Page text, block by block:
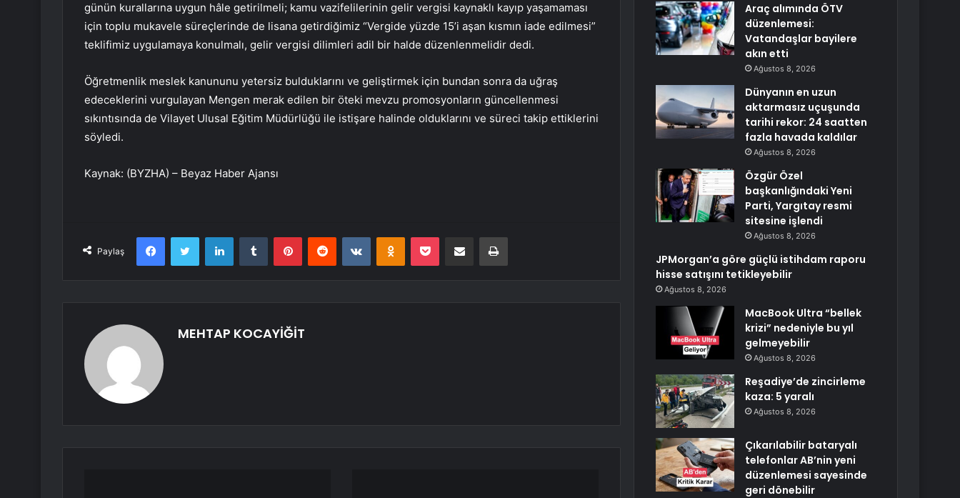
günün kurallarına uygun hâle getirilmeli; kamu vazifelilerinin gelir vergisi kaynaklı kayıp yaşamaması
için toplu mukavele süreçlerinde de lisana getirdiğimiz “Vergide yüzde 15’i aşan kısmın iade edilmesi”
teklifimiz uygulamaya konulmalı, gelir vergisi dilimleri adil bir halde düzenlenmelidir dedi.
Öğretmenlik meslek kanununu yetersiz bulduklarını ve geliştirmek için bundan sonra da uğraş
edeceklerini vurgulayan Mengen merak edilen bir öteki mevzu promosyonların güncellenmesi
sıkıntısında de Vilayet Ulusal Eğitim Müdürlüğü ile istişare halinde olduklarını ve süreci takip ettiklerini
söyledi.
Kaynak: (BYZHA) – Beyaz Haber Ajansı
Paylaş
FacebookTwitter LinkedInTumblr PinterestReddit VKontakteOdnoklassniki
Pocket E-Posta ile paylaş Yazdır
MEHTAP KOCAYİĞİT
Araç alımında ÖTV
düzenlemesi:
Vatandaşlar bayilere
akın etti
Ağustos 8, 2026
Dünyanın en uzun
aktarmasız uçuşunda
tarihi rekor: 24 saatten
fazla havada kaldılar
Ağustos 8, 2026
Özgür Özel
başkanlığındaki Yeni
Parti, Yargıtay resmi
sitesine işlendi
Ağustos 8, 2026
JPMorgan’a göre güçlü istihdam raporu
hisse satışını tetikleyebilir
Ağustos 8, 2026
MacBook Ultra “bellek
krizi” nedeniyle bu yıl
gelmeyebilir
Ağustos 8, 2026
Reşadiye’de zincirleme
kaza: 5 yaralı
Ağustos 8, 2026
Çıkarılabilir bataryalı
telefonlar AB’nin yeni
düzenlemesi sayesinde
geri dönebilir